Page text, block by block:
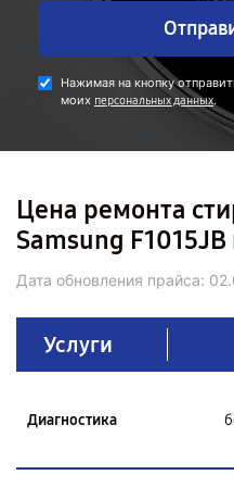
Нажимая на кнопку
моих персональных данных.
Цена ремонта
Samsung
Дата обновления прайса:
Услуги
Диагностика